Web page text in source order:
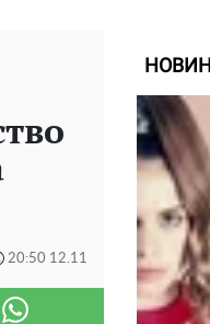
20:50 12.11